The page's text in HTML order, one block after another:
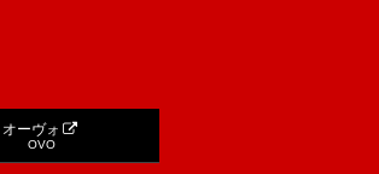
オーヴォ
OVO